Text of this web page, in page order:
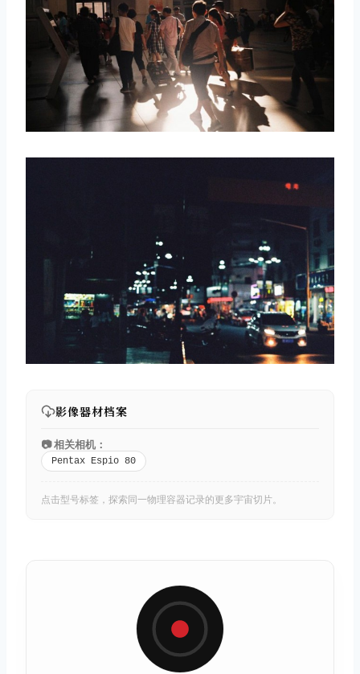
影像器材档案
📷 相关相机：
Pentax Espio 80
点击型号标签，探索同一物理容器记录的更多宇宙切片。
取消 搜索